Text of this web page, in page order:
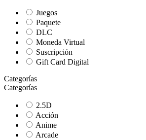
Juegos
Paquete
DLC
Moneda Virtual
Suscripción
Gift Card Digital
Categorías
Categorías
2.5D
Acción
Anime
Arcade